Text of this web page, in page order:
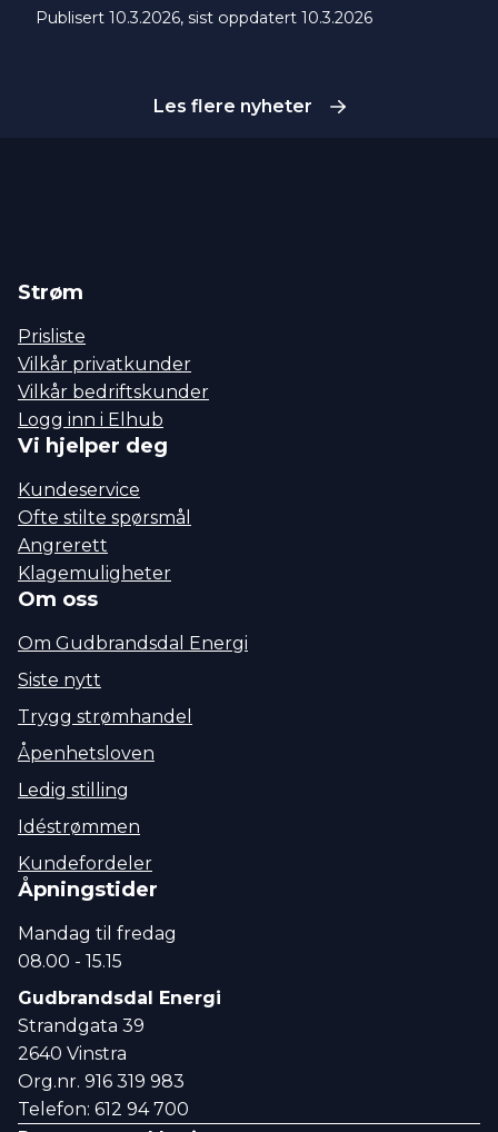
og strømsparetips som kan hjelpe deg å redusere
Publisert 10.3.2026, sist oppdatert 10.3.2026
Les flere nyheter
Strøm
Prisliste
Vilkår privatkunder
Vilkår bedriftskunder
Logg inn i Elhub
Vi hjelper deg
Kundeservice
Ofte stilte spørsmål
Angrerett
Klagemuligheter
Om oss
Om Gudbrandsdal Energi
Siste nytt
Trygg strømhandel
Åpenhetsloven
Ledig stilling
Idéstrømmen
Kundefordeler
Åpningstider
Mandag til fredag
08.00 - 15.15
Gudbrandsdal Energi
Strandgata 39
2640 Vinstra
Org.nr. 916 319 983
Telefon: 612 94 700